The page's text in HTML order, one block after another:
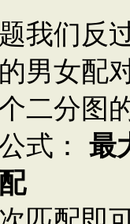
我们反
男女配
二分图
式： 最